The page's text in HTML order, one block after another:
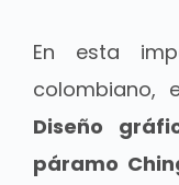
En esta
Diseño
páramo